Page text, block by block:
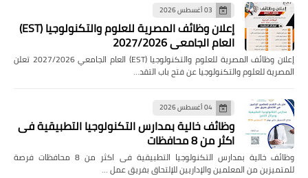
03 أغسطس 2026
إعلان وظائف المصرية للعلوم والتكنولوجيا (EST)
العام الجامعي 2027/2026
إعلان وظائف المصرية للعلوم والتكنولوجيا (EST) العام الجامعي 2027/2026 تعلن
المصرية للعلوم والتكنولوجيا عن فتح باب التقد…
04 أغسطس 2026
وظائف خالية بمدارس التكنولوجيا التطبيقية فى
اكثر من 8 محافظات
وظائف خالية بمدارس التكنولوجيا التطبيقية فى اكثر من 8 محافظات فرصة
للمتميزين من المعلمين والإداريين للإلتحاق بفريق عمل …